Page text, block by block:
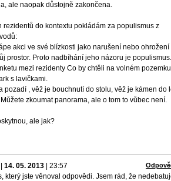
ale naopak důstojně zakončena.
rezidentů do kontextu pokládám za populismus z
akci ve své blízkosti jako narušení nebo ohrožení
prostor. Proto nadbíhání jeho názoru je populismus.
mezi rezidenty Co by chtěli na volném
s lavičkami.
pozadí , věž je bouchnutí do stolu, věž je kámen do
zkoumat panorama, ale o tom to vůbec není.
ale jak?
14. 05. 2013 23:57
který jste věnoval odpovědi. Jsem rád, že